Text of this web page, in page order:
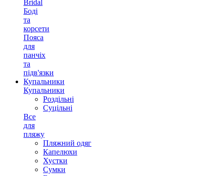
Bridal
Боді
та
корсети
Пояса
для
панчіх
та
підв'язки
Купальники
Купальники
Роздільні
Суцільні
Все
для
пляжу
Пляжний одяг
Капелюхи
Хустки
Сумки